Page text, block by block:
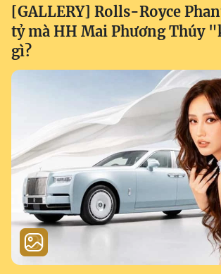
[GALLERY] Rolls-Royce
tỷ mà HH Mai Phương Thúy
gì?